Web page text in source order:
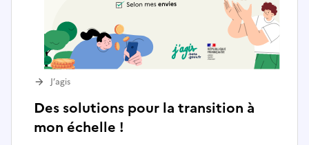
Des solutions pour la transition à
mon échelle !
J’agis